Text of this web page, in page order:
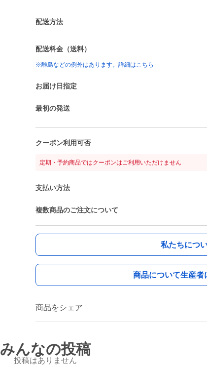
配送方法
配送料金（送料）
※離島などの例外はあります。詳細はこちら
お届け日指定
最初の発送
クーポン利用可否
定期・予約商品ではクーポンはご利用いただけません
支払い方法
複数商品のご注文について
私たちにつ
商品について生産者
商品をシェア
みんなの投稿
投稿はありません